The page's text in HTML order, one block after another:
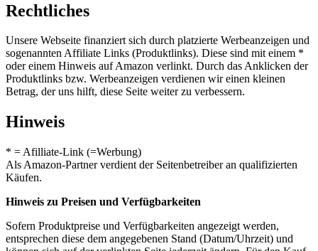
Rechtliches
Unsere Webseite finanziert sich durch platzierte Werbeanzeigen und
sogenannten Affiliate Links (Produktlinks). Diese sind mit einem *
oder einem Hinweis auf Amazon verlinkt. Durch das Anklicken der
Produktlinks bzw. Werbeanzeigen verdienen wir einen kleinen
Betrag, der uns hilft, diese Seite weiter zu verbessern.
Hinweis
* = Afilliate-Link (=Werbung)
Als Amazon-Partner verdient der Seitenbetreiber an qualifizierten
Käufen.
Hinweis zu Preisen und Verfügbarkeiten
Sofern Produktpreise und Verfügbarkeiten angezeigt werden,
entsprechen diese dem angegebenen Stand (Datum/Uhrzeit) und